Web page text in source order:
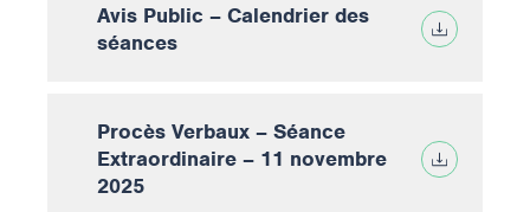
Avis Public – Calendrier des
séances
Procès Verbaux – Séance
Extraordinaire – 11 novembre
2025